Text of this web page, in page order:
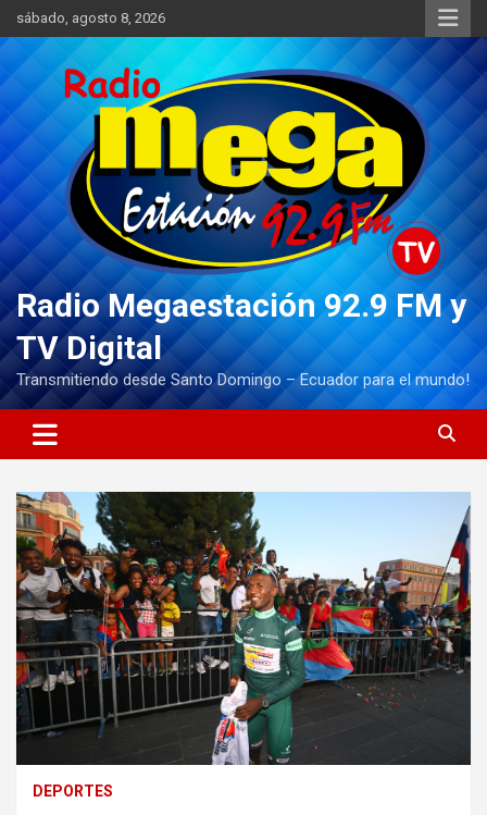
Saltar
al
contenido
sábado, agosto 8, 2026
Radio Megaestación 92.9 FM y
TV Digital
Transmitiendo desde Santo Domingo – Ecuador para el mundo!
DEPORTES